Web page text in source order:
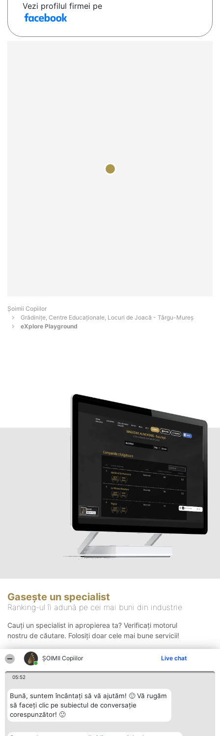
ȘOIMII Copiilor Live chat
05:52
Bună, suntem încântați să vă ajutăm! 🙂 Vă rugăm
să faceți clic pe subiectul de conversație
corespunzător! 🙂
Vezi profilul firmei pe
Șoimii Copiilor
Grădinițe, Centre Educaționale, Locuri de Joacă - Târgu-Mureş
eXplore Playground
Gasește un specialist
Ranking-ul îi adună pe cei mai buni din industrie
Cauți un specialist in apropierea ta? Verificați motorul
nostru de căutare. Folosiți doar cele mai bune servicii!